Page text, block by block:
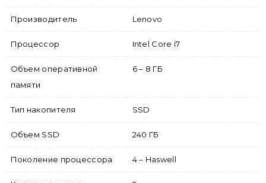
Производитель Lenovo
Процессор Intel Core i7
Объем оперативной
памяти
6 – 8 ГБ
Тип накопителя SSD
Объем SSD 240 ГБ
Поколение процессора 4 – Haswell